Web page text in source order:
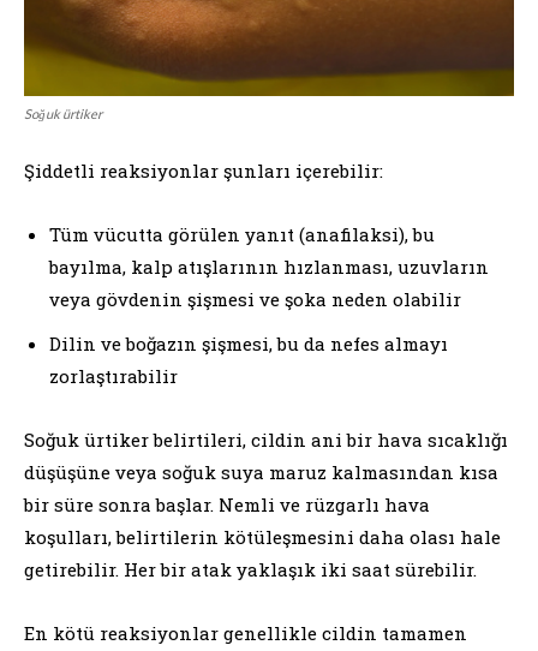
Soğuk ürtiker
Şiddetli reaksiyonlar şunları içerebilir:
Tüm vücutta görülen yanıt (anafilaksi), bu
bayılma, kalp atışlarının hızlanması, uzuvların
veya gövdenin şişmesi ve şoka neden olabilir
Dilin ve boğazın şişmesi, bu da nefes almayı
zorlaştırabilir
Soğuk ürtiker belirtileri, cildin ani bir hava sıcaklığı
düşüşüne veya soğuk suya maruz kalmasından kısa
bir süre sonra başlar. Nemli ve rüzgarlı hava
koşulları, belirtilerin kötüleşmesini daha olası hale
getirebilir. Her bir atak yaklaşık iki saat sürebilir.
En kötü reaksiyonlar genellikle cildin tamamen